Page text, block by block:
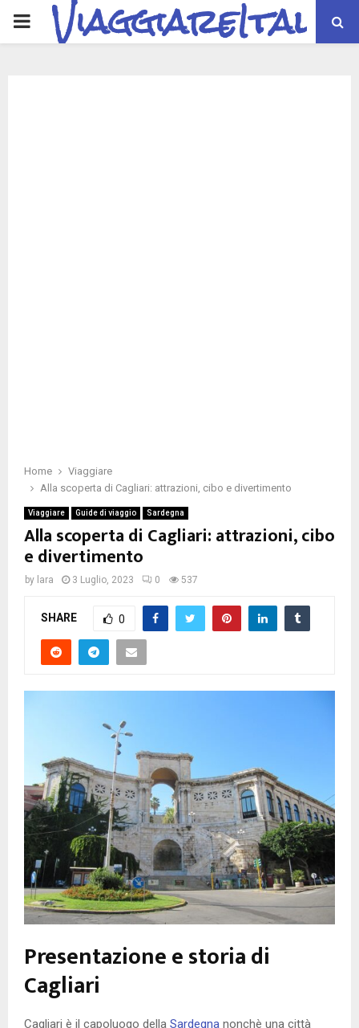
PRIMARYViaggiareItalia
Home
Viaggiare
Alla scoperta di Cagliari: attrazioni, cibo e divertimento
Viaggiare Guide di viaggio Sardegna
Alla scoperta di Cagliari: attrazioni, cibo
e divertimento
by lara 3 Luglio, 2023 0 537
SHARE 0
Presentazione e storia di
Cagliari
Cagliari è il capoluogo della Sardegna nonchè una città